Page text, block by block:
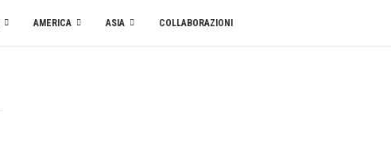
AMERICA ASIA COLLABORAZIONI